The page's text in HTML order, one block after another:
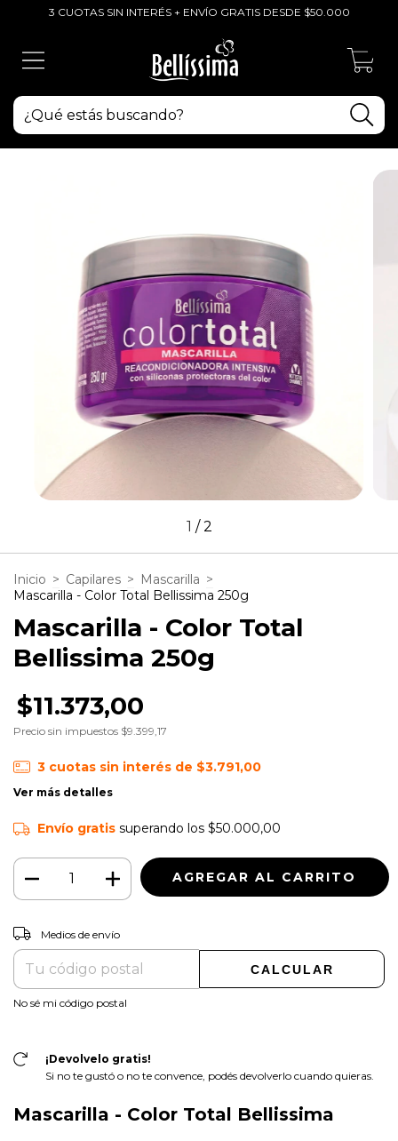
3 CUOTAS SIN INTERÉS + ENVÍO GRATIS DESDE $50.000
1 /2
Inicio > Capilares > Mascarilla >
Mascarilla - Color Total Bellissima 250g
Mascarilla - Color Total
Bellissima 250g
$11.373,00
Precio sin impuestos $9.399,17
3 cuotas sin interés de $3.791,00
Ver más detalles
Envío gratis superando los $50.000,00
Entregas para el CP:
Medios de envío
CALCULAR
No sé mi código postal
¡Devolvelo gratis!
Si no te gustó o no te convence, podés devolverlo cuando quieras.
Mascarilla - Color Total Bellissima